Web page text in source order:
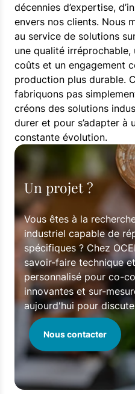
décennies d’expertise,
envers nos clients. Nous
au service de solutions
une qualité
coûts et un engagement
production plus durable.
fabriquons pas
créons des solutions
durer et pour s’adapter à
constante évolution.
Un projet ?
Vous êtes à la
industriel capable de
spécifiques ? Chez
savoir-faire technique
personnalisé pour co-
innovantes et sur-
aujourd'hui pour
Nous contacter